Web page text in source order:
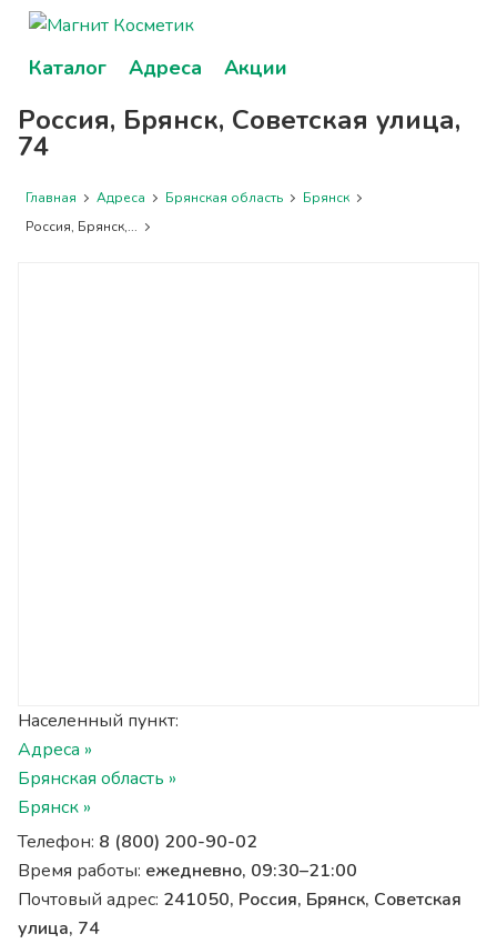
Каталог Адреса Акции
Россия, Брянск, Советская улица,
74
Главная Адреса Брянская область
Брянск
Россия, Брянск,...
Населенный пункт:
Адреса »
Брянская область »
Брянск »
Телефон: 8 (800) 200-90-02
Время работы: ежедневно, 09:30–21:00
Почтовый адрес: 241050, Россия, Брянск, Советская
улица, 74